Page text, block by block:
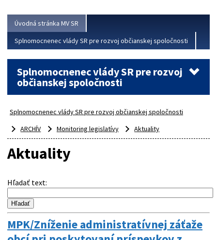
Úvodná stránka MV SR
Splnomocnenec vlády SR pre rozvoj občianskej spoločnosti
Splnomocnenec vlády SR pre rozvoj
občianskej spoločnosti
Splnomocnenec vlády SR pre rozvoj občianskej spoločnosti
ARCHÍV
Monitoring legislatívy Aktuality
Aktuality
Hľadať text:
MPK/Zníženie administratívnej záťaže